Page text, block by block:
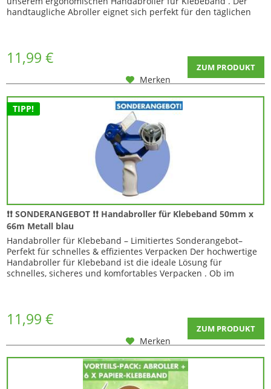
handtaugliche Abroller eignet sich perfekt für den täglichen
11,99 € ZUM PRODUKT
Merken
TIPP!
❗❗ SONDERANGEBOT ❗❗ Handabroller für Klebeband 50mm x
66m Metall blau
Handabroller für Klebeband – Limitiertes Sonderangebot–
Perfekt für schnelles & effizientes Verpacken Der hochwertige
Handabroller für Klebeband ist die ideale Lösung für
schnelles, sicheres und komfortables Verpacken . Ob im
11,99 € ZUM PRODUKT
Merken